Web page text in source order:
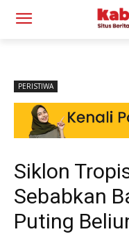
PERISTIWA
Siklon
Sebabkan
Puting